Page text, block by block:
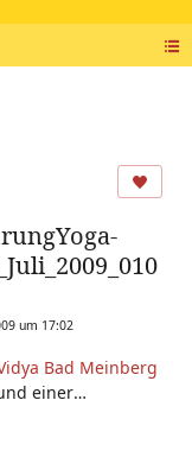
um 17:02
Bad Meinberg
einer